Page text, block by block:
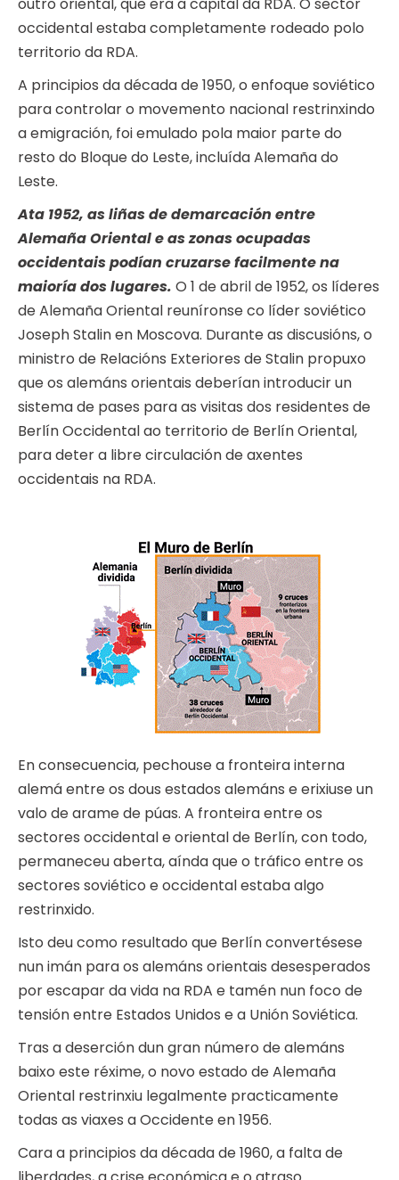
outro oriental, que era a capital da RDA. O sector
occidental estaba completamente rodeado polo
territorio da RDA.
A principios da década de 1950, o enfoque soviético
para controlar o movemento nacional restrinxindo
a emigración, foi emulado pola maior parte do
resto do Bloque do Leste, incluída Alemaña do
Leste.
Ata 1952, as liñas de demarcación entre
Alemaña Oriental e as zonas ocupadas
occidentais podían cruzarse facilmente na
maioría dos lugares. O 1 de abril de 1952, os líderes
de Alemaña Oriental reuníronse co líder soviético
Joseph Stalin en Moscova. Durante as discusións, o
ministro de Relacións Exteriores de Stalin propuxo
que os alemáns orientais deberían introducir un
sistema de pases para as visitas dos residentes de
Berlín Occidental ao territorio de Berlín Oriental,
para deter a libre circulación de axentes
occidentais na RDA.
En consecuencia, pechouse a fronteira interna
alemá entre os dous estados alemáns e erixiuse un
valo de arame de púas. A fronteira entre os
sectores occidental e oriental de Berlín, con todo,
permaneceu aberta, aínda que o tráfico entre os
sectores soviético e occidental estaba algo
restrinxido.
Isto deu como resultado que Berlín convertésese
nun imán para os alemáns orientais desesperados
por escapar da vida na RDA e tamén nun foco de
tensión entre Estados Unidos e a Unión Soviética.
Tras a deserción dun gran número de alemáns
baixo este réxime, o novo estado de Alemaña
Oriental restrinxiu legalmente practicamente
todas as viaxes a Occidente en 1956.
Cara a principios da década de 1960, a falta de